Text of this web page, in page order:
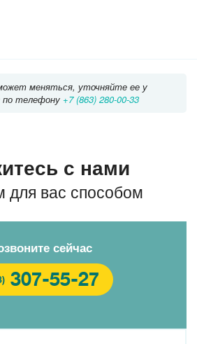
меняться, уточняйте ее у
по телефону +7 (863) 280-00-33
с нами
для вас способом
сейчас
307-55-27